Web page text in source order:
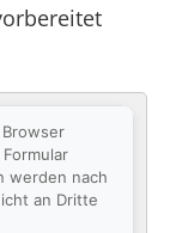
werden nach
an Dritte